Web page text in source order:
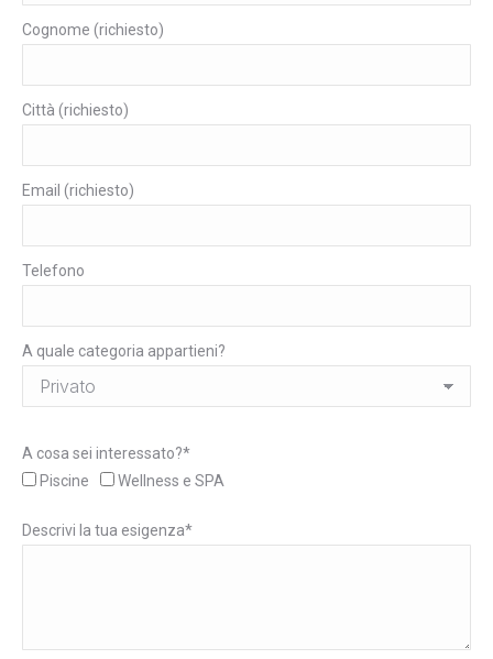
Cognome (richiesto)
Città (richiesto)
Email (richiesto)
Telefono
A quale categoria appartieni?
A cosa sei interessato?*
Piscine
Wellness e SPA
Descrivi la tua esigenza*